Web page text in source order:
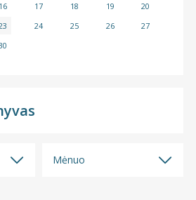
16 17 18 19
20
24 25 26
27
Mėnuo